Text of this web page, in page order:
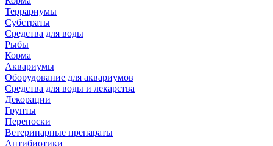
Террариумы
Субстраты
Средства для воды
Рыбы
Корма
Аквариумы
Оборудование для аквариумов
Средства для воды и лекарства
Декорации
Грунты
Переноски
Ветеринарные препараты
Антибиотики